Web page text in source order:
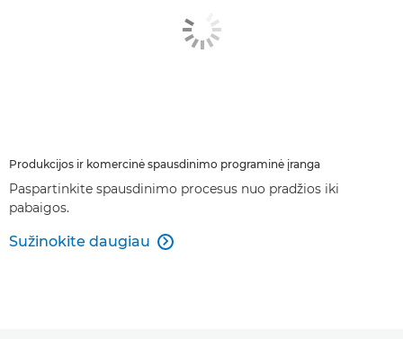
Produkcijos ir komercinė spausdinimo programinė įranga
Paspartinkite spausdinimo procesus nuo pradžios iki
pabaigos.
Sužinokite daugiau 